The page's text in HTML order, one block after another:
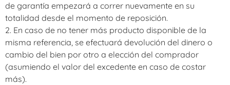
de garantía empezará a correr nuevamente en su
totalidad desde el momento de reposición.
2. En caso de no tener más producto disponible de la
misma referencia, se efectuará devolución del dinero o
cambio del bien por otro a elección del comprador
(asumiendo el valor del excedente en caso de costar
más).